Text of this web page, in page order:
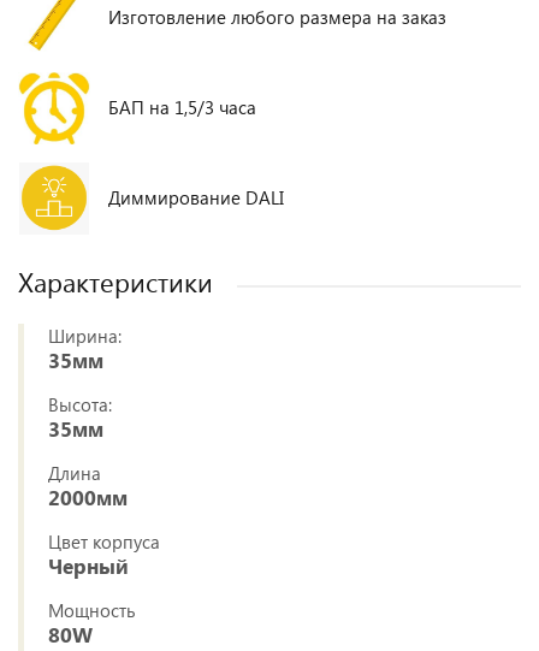
Изготовление любого размера на заказ
БАП на 1,5/3 часа
Диммирование DALI
Характеристики
Ширина:
35мм
Высота:
35мм
Длина
2000мм
Цвет корпуса
Черный
Мощность
80W